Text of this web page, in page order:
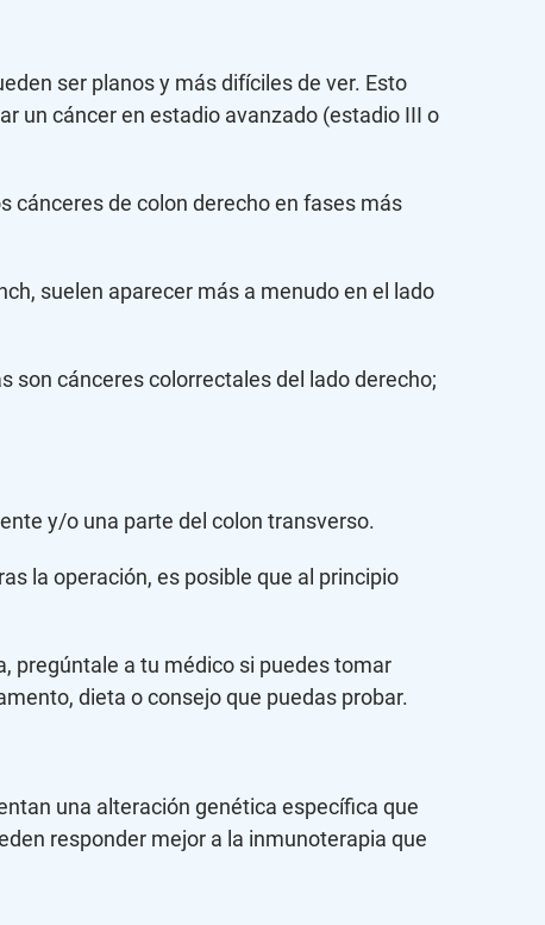
ser planos y más difíciles de ver. Esto
un cáncer en estadio avanzado (estadio III o
cánceres de colon derecho en fases más
suelen aparecer más a menudo en el lado
son cánceres colorrectales del lado derecho;
y/o una parte del colon transverso.
la operación, es posible que al principio
pregúntale a tu médico si puedes tomar
dieta o consejo que puedas probar.
una alteración genética específica que
responder mejor a la inmunoterapia que